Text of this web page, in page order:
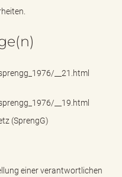
__21.html
__19.html
(SprengG)
einer verantwortlichen